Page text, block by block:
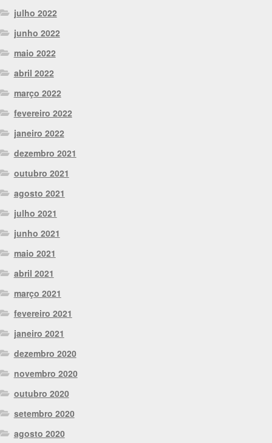
julho 2022
junho 2022
maio 2022
abril 2022
março 2022
fevereiro 2022
janeiro 2022
dezembro 2021
outubro 2021
agosto 2021
julho 2021
junho 2021
maio 2021
abril 2021
março 2021
fevereiro 2021
janeiro 2021
dezembro 2020
novembro 2020
outubro 2020
setembro 2020
agosto 2020